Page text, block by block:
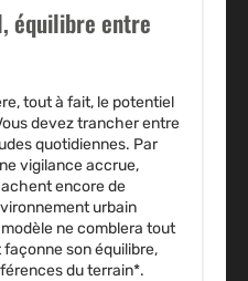
équilibre entre
tout à fait, le potentiel
devez trancher entre
quotidiennes. Par
vigilance accrue,
encore de
urbain
ne comblera tout
son équilibre,
du terrain*.